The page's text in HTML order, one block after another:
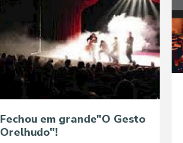
Fechou em grande"O Gesto
Orelhudo"!